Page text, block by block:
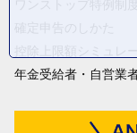
年金受給者・自営業